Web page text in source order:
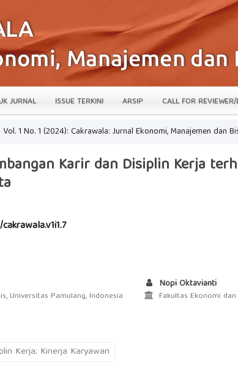
JURNAL ISSUE TERKINI ARSIP CALL FOR
Vol. 1 No. 1 (2024): Cakrawala: Jurnal Ekonomi, Manajemen dan
Karir dan Disiplin Kerja
Universitas Pamulang, Indonesia
Nopi Oktavianti
Fakultas Ekonomi
Kerja; Kinerja Karyawan